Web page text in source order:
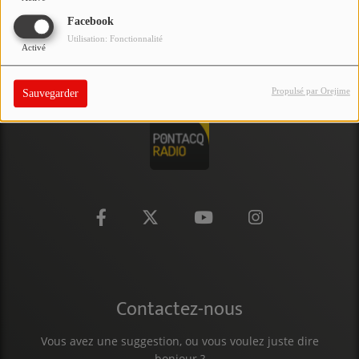
Facebook
Activé
Utilisation: Fonctionnalité
Sauvegarder Propulsé par Orejime
PARTICIPEZ
JEUX CONCOURS
RECRUTEMENT
VENEZ DANS LE PUBLIC !
Contactez-nous
Vous avez une suggestion, ou vous voulez juste dire